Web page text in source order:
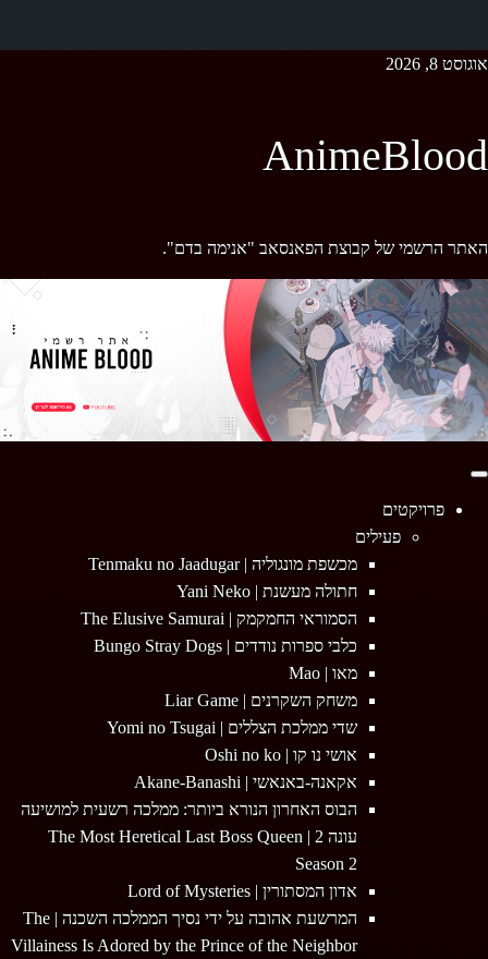
Skip
אוגוסט 8, 2026
AnimeBlood
האתר הרשמי של קבוצת הפאנסאב "אנימה בדם".
Menu פרויקטים
פעילים
מכשפת מונגוליה | Tenmaku no Jaadugar
חתולה מעשנת | Yani Neko
הסמוראי החמקמק | The Elusive Samurai
כלבי ספרות נודדים | Bungo Stray Dogs
מאו | Mao
משחק השקרנים | Liar Game
שדי ממלכת הצללים | Yomi no Tsugai
אושי נו קו | Oshi no ko
אקאנה-באנאשי | Akane-Banashi
הבוס האחרון הנורא ביותר: ממלכה רשעית למושיעה
עונה 2 | The Most Heretical Last Boss Queen
Season 2
אדון המסתורין | Lord of Mysteries
המרשעת אהובה על ידי נסיך הממלכה השכנה | The
Villainess Is Adored by the Prince of the Neighbor